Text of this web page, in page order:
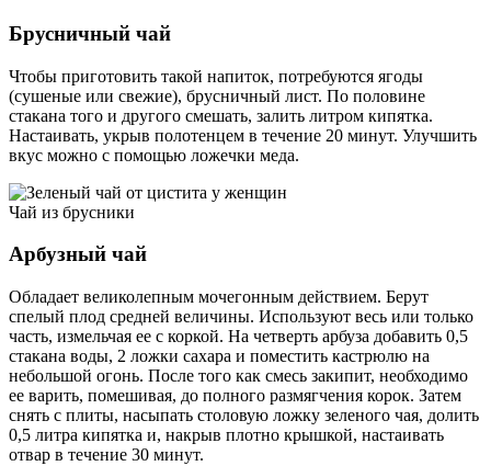
Брусничный чай
Чтобы приготовить такой напиток, потребуются ягоды
(сушеные или свежие), брусничный лист. По половине
стакана того и другого смешать, залить литром кипятка.
Настаивать, укрыв полотенцем в течение 20 минут. Улучшить
вкус можно с помощью ложечки меда.
Чай из брусники
Арбузный чай
Обладает великолепным мочегонным действием. Берут
спелый плод средней величины. Используют весь или только
часть, измельчая ее с коркой. На четверть арбуза добавить 0,5
стакана воды, 2 ложки сахара и поместить кастрюлю на
небольшой огонь. После того как смесь закипит, необходимо
ее варить, помешивая, до полного размягчения корок. Затем
снять с плиты, насыпать столовую ложку зеленого чая, долить
0,5 литра кипятка и, накрыв плотно крышкой, настаивать
отвар в течение 30 минут.